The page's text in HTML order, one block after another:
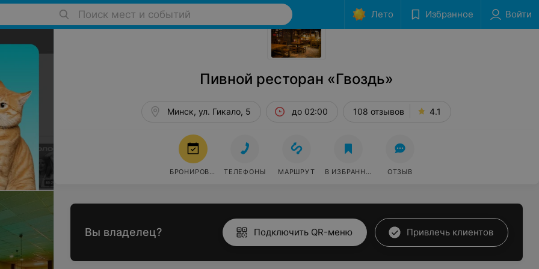
Поиск мест и событий Лето Избранное Войти
Бары, пабы в Минске Сообщить об ошибке
Пивной ресторан «Гвоздь»
Минск, ул. Гикало, 5 до 02:00 108 отзывов 4.1
БРОНИРОВАТЬ ТЕЛЕФОНЫ МАРШРУТ В ИЗБРАННОЕ ОТЗЫВ
Вы владелец? Подключить QR-меню Привлечь клиентов